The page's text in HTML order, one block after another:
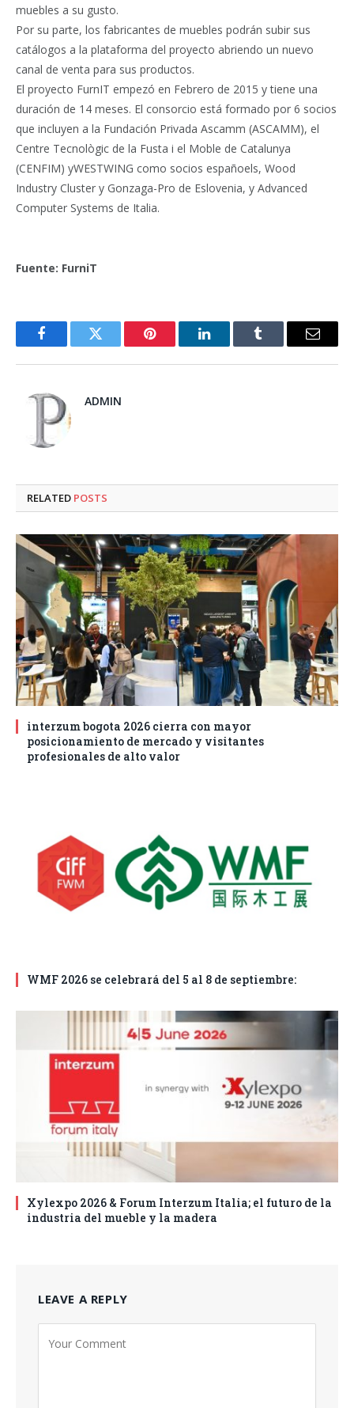
muebles a su gusto.
Por su parte, los fabricantes de muebles podrán subir sus
catálogos a la plataforma del proyecto abriendo un nuevo
canal de venta para sus productos.
El proyecto FurnIT empezó en Febrero de 2015 y tiene una
duración de 14 meses. El consorcio está formado por 6 socios
que incluyen a la Fundación Privada Ascamm (ASCAMM), el
Centre Tecnològic de la Fusta i el Moble de Catalunya
(CENFIM) yWESTWING como socios españoels, Wood
Industry Cluster y Gonzaga-Pro de Eslovenia, y Advanced
Computer Systems de Italia.
Fuente: FurniT
FacebookTwitter Pinterest LinkedInTumblr Email
ADMIN
RELATED POSTS
interzum bogota 2026 cierra con mayor
posicionamiento de mercado y visitantes
profesionales de alto valor
WMF 2026 se celebrará del 5 al 8 de septiembre:
Xylexpo 2026 & Forum Interzum Italia; el futuro de la
industria del mueble y la madera
LEAVE A REPLY